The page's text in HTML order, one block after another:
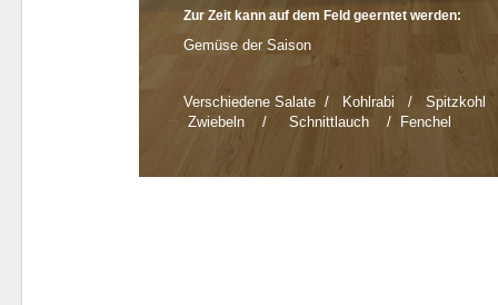
Zur Zeit kann auf dem Feld geerntet werden:
Gemüse der Saison
Verschiedene Salate / Kohlrabi /
Zwiebeln / Schnittlauch / Fenchel